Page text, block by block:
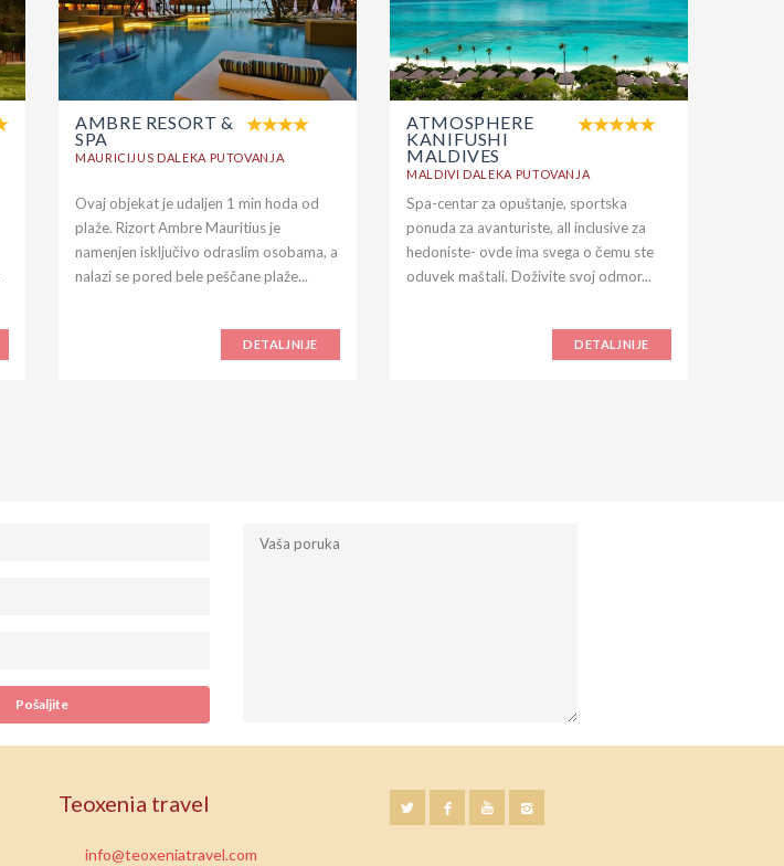
AMBRE RESORT &
SPA
MAURICIJUS DALEKA PUTOVANJA
Ovaj objekat je udaljen 1 min hoda od
plaže. Rizort Ambre Mauritius je
namenjen isključivo odraslim osobama, a
nalazi se pored bele peščane plaže...
DETALJNIJE
ATMOSPHERE
KANIFUSHI
MALDIVES
MALDIVI DALEKA PUTOVANJA
Spa-centar za opuštanje, sportska
ponuda za avanturiste, all inclusive za
hedoniste- ovde ima svega o čemu ste
oduvek maštali. Doživite svoj odmor...
DETALJNIJE
Teoxenia travel
info@teoxeniatravel.com